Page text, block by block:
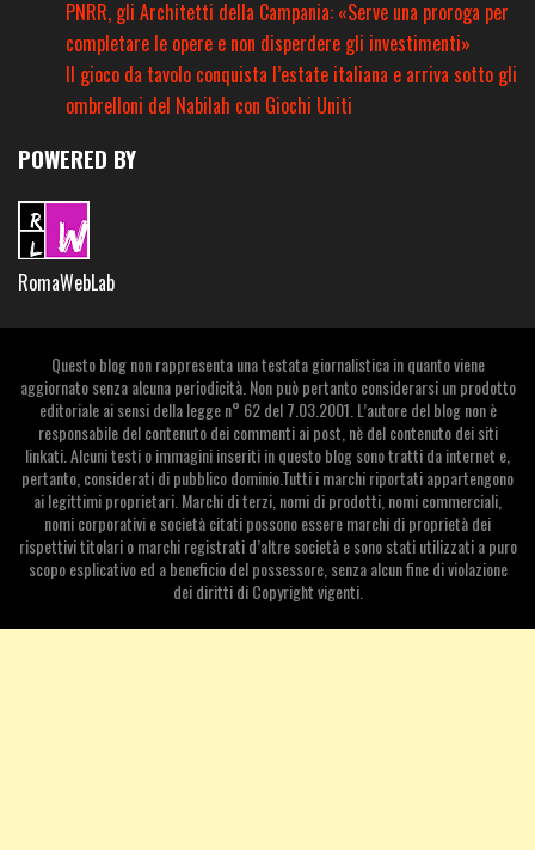
PNRR, gli Architetti della Campania: «Serve una proroga per
completare le opere e non disperdere gli investimenti»
Il gioco da tavolo conquista l’estate italiana e arriva sotto gli
ombrelloni del Nabilah con Giochi Uniti
POWERED BY
RomaWebLab
Questo blog non rappresenta una testata giornalistica in quanto viene
aggiornato senza alcuna periodicità. Non può pertanto considerarsi un prodotto
editoriale ai sensi della legge n° 62 del 7.03.2001. L’autore del blog non è
responsabile del contenuto dei commenti ai post, nè del contenuto dei siti
linkati. Alcuni testi o immagini inseriti in questo blog sono tratti da internet e,
pertanto, considerati di pubblico dominio.Tutti i marchi riportati appartengono
ai legittimi proprietari. Marchi di terzi, nomi di prodotti, nomi commerciali,
nomi corporativi e società citati possono essere marchi di proprietà dei
rispettivi titolari o marchi registrati d’altre società e sono stati utilizzati a puro
scopo esplicativo ed a beneficio del possessore, senza alcun fine di violazione
dei diritti di Copyright vigenti.